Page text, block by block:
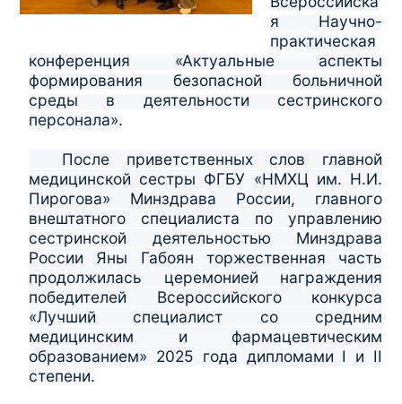
я Научно-
практическая
конференция «Актуальные аспекты
формирования безопасной больничной
среды в деятельности сестринского
персонала».
После приветственных слов главной
медицинской сестры ФГБУ «НМХЦ им. Н.И.
Пирогова» Минздрава России, главного
внештатного специалиста по управлению
сестринской деятельностью Минздрава
России Яны Габоян торжественная часть
продолжилась церемонией награждения
победителей Всероссийского конкурса
«Лучший специалист со средним
медицинским и фармацевтическим
образованием» 2025 года дипломами I и II
степени.